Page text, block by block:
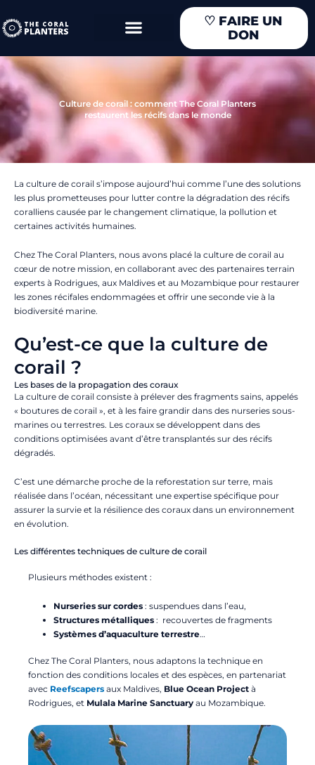
au
contenu
♡ FAIRE UN
DON
Culture de corail : comment The Coral Planters
restaurent les récifs dans le monde
La culture de corail s’impose aujourd’hui comme l’une des solutions
les plus prometteuses pour lutter contre la dégradation des récifs
coralliens causée par le changement climatique, la pollution et
certaines activités humaines.
Chez The Coral Planters, nous avons placé la culture de corail au
cœur de notre mission, en collaborant avec des partenaires terrain
experts à Rodrigues, aux Maldives et au Mozambique pour restaurer
les zones récifales endommagées et offrir une seconde vie à la
biodiversité marine.
Qu’est-ce que la culture de
corail ?
Les bases de la propagation des coraux
La culture de corail consiste à prélever des fragments sains, appelés
« boutures de corail », et à les faire grandir dans des nurseries sous-
marines ou terrestres. Les coraux se développent dans des
conditions optimisées avant d’être transplantés sur des récifs
dégradés.
C’est une démarche proche de la reforestation sur terre, mais
réalisée dans l’océan, nécessitant une expertise spécifique pour
assurer la survie et la résilience des coraux dans un environnement
en évolution.
Les différentes techniques de culture de corail
Plusieurs méthodes existent :
Nurseries sur cordes : suspendues dans l’eau,
Structures métalliques : recouvertes de fragments
Systèmes d’aquaculture terrestre…
Chez The Coral Planters, nous adaptons la technique en
fonction des conditions locales et des espèces, en partenariat
avec Reefscapers aux Maldives, Blue Ocean Project à
Rodrigues, et Mulala Marine Sanctuary au Mozambique.